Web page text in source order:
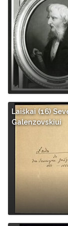
Laiškai (16)
Galenzovskiui